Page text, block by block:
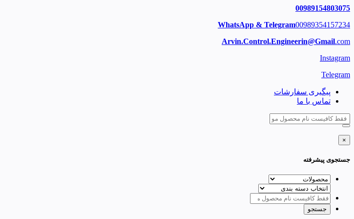
00989154803075
WhatsApp & Telegram00989354157234
Arvin.Control.Engineerin@Gmail.com
Instagram
Telegram
پیگیری سفارشات
تماس با ما
×
جستجوی پیشرفته